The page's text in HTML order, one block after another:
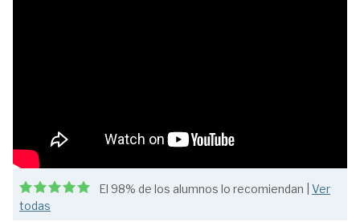
El 98% de los alumnos lo recomiendan | Ver
todas